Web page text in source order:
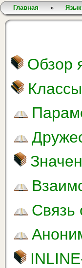
Вы здесь
Главная »
Обзор
Связь